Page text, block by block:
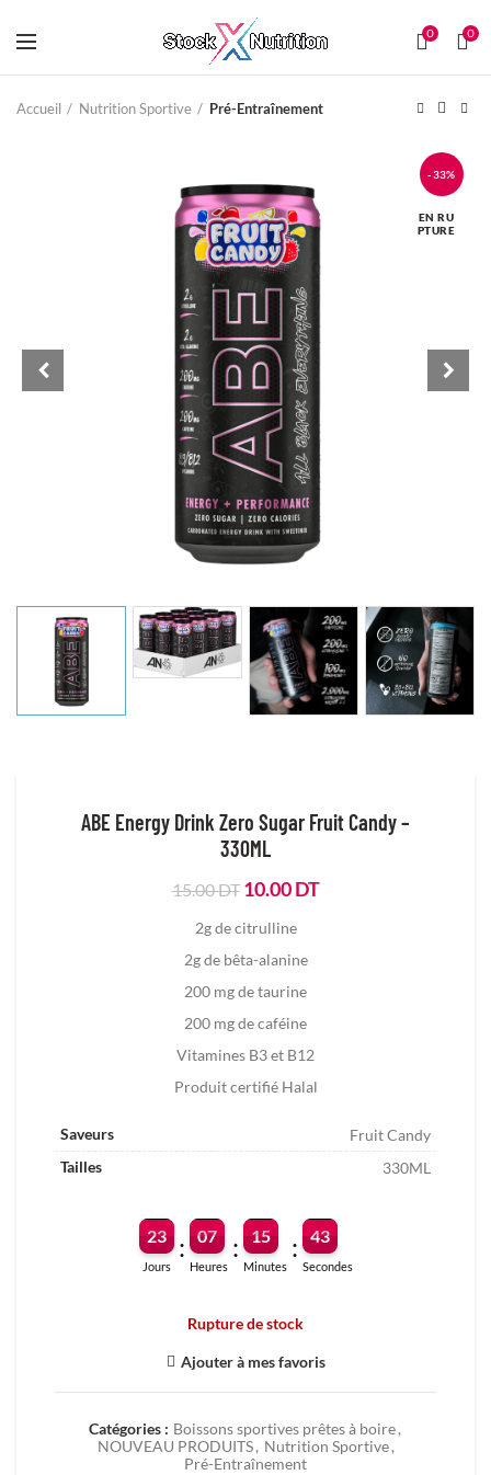
0 0
Accueil Nutrition Sportive Pré-Entraînement
-33%
EN RU
PTURE
ABE Energy Drink Zero Sugar Fruit Candy –
330ML
15.00DT Le
initial
était :
DT.
10.00DTLe
2g de citrulline
2g de bêta-alanine
200 mg de taurine
200 mg de caféine
Vitamines B3 et B12
Produit certifié Halal
Saveurs
Fruit Candy
Tailles
330ML
23
Jours
: 07
Heures
: 15
Minutes
: 43
Secondes
Rupture de stock
Ajouter à mes favoris
Catégories : Boissons sportives prêtes à boire,
NOUVEAU PRODUITS , Nutrition Sportive ,
Pré-Entraînement